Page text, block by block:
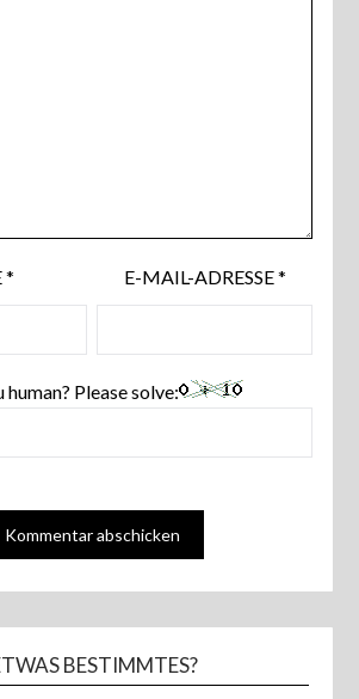
* E-MAIL-ADRESSE*
human? Please solve:
BESTIMMTES?